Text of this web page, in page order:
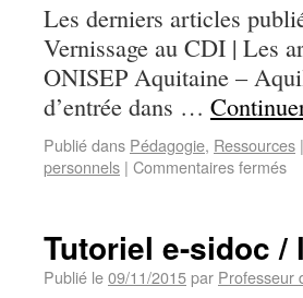
Les derniers articles
Vernissage au CDI | Les
ONISEP Aquitaine –
d’entrée dans …
Publié dans Pédagogie, Ressources |
personnels | Commentaires fermés
Tutoriel e-sidoc /
Publié le09/11/2015par Professeur